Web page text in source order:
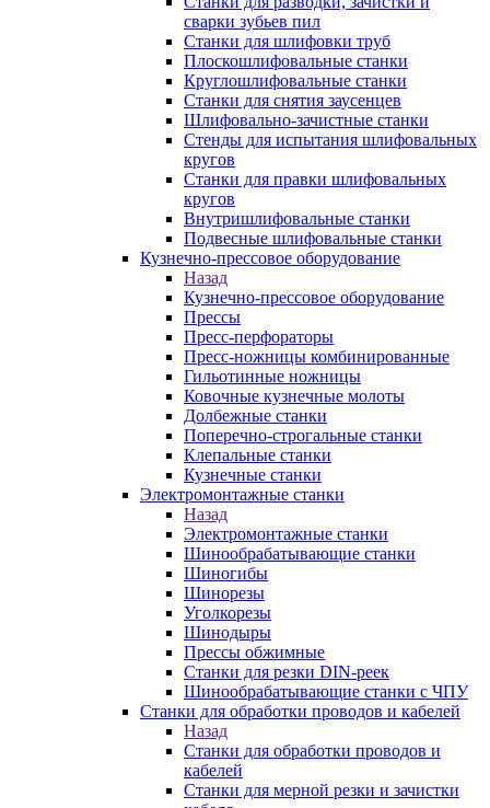
сварки зубьев пил
Станки для шлифовки труб
Плоскошлифовальные станки
Круглошлифовальные станки
Станки для снятия заусенцев
Шлифовально-зачистные станки
Стенды для испытания шлифовальных
кругов
Станки для правки шлифовальных
кругов
Внутришлифовальные станки
Подвесные шлифовальные станки
Кузнечно-прессовое оборудование
Назад
Кузнечно-прессовое оборудование
Прессы
Пресс-перфораторы
Пресс-ножницы комбинированные
Гильотинные ножницы
Ковочные кузнечные молоты
Долбежные станки
Поперечно-строгальные станки
Клепальные станки
Кузнечные станки
Электромонтажные станки
Назад
Электромонтажные станки
Шинообрабатывающие станки
Шиногибы
Шинорезы
Уголкорезы
Шинодыры
Прессы обжимные
Станки для резки DIN-реек
Шинообрабатывающие станки с ЧПУ
Станки для обработки проводов и кабелей
Назад
Станки для обработки проводов и
кабелей
Станки для мерной резки и зачистки